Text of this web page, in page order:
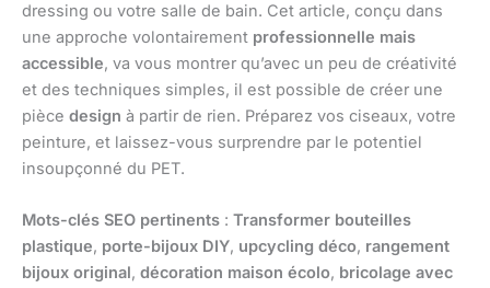
dressing ou votre salle de bain. Cet article, conçu dans
une approche volontairement professionnelle mais
accessible, va vous montrer qu’avec un peu de créativité
et des techniques simples, il est possible de créer une
pièce design à partir de rien. Préparez vos ciseaux, votre
peinture, et laissez-vous surprendre par le potentiel
insoupçonné du PET.
Mots-clés SEO pertinents : Transformer bouteilles
plastique, porte-bijoux DIY, upcycling déco, rangement
bijoux original, décoration maison écolo, bricolage avec